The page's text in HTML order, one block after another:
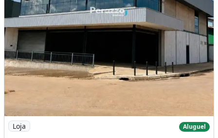
Imagem: Vila Nova São Sebastião Avenida Comercial
Loja Aluguel